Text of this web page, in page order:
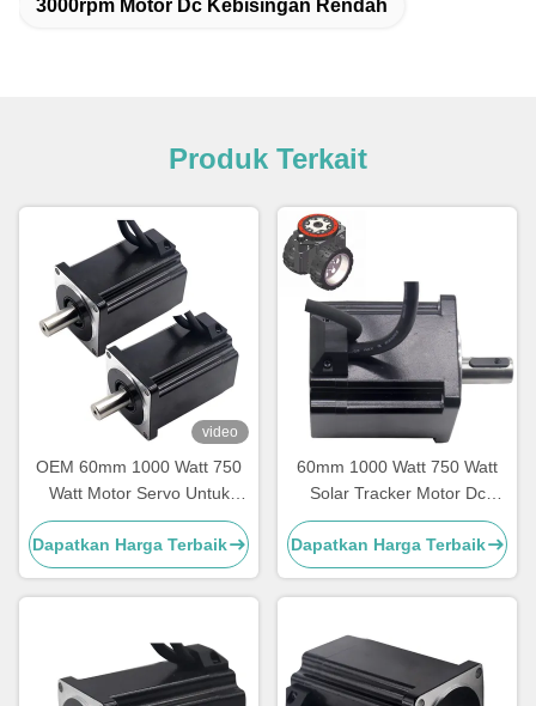
3000rpm Motor Dc Kebisingan Rendah
Produk Terkait
video
OEM 60mm 1000 Watt 750
Watt Motor Servo Untuk
Pelacak Surya
Dapatkan Harga Terbaik
60mm 1000 Watt 750 Watt
Solar Tracker Motor Dc
Tahan Air IP65
Dapatkan Harga Terbaik